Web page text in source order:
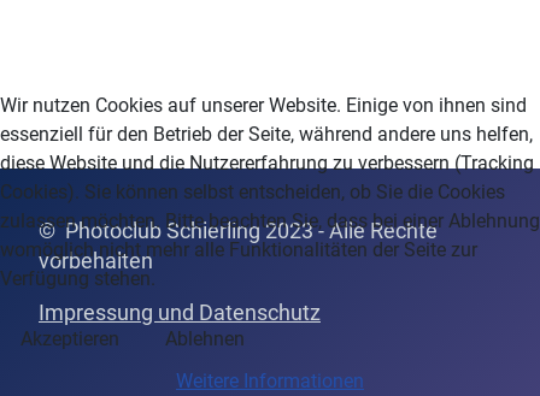
© Photoclub Schierling 2023 - Alle Rechte
vorbehalten
Impressung und Datenschutz
Wir nutzen Cookies auf unserer Website. Einige von ihnen sind
essenziell für den Betrieb der Seite, während andere uns helfen,
diese Website und die Nutzererfahrung zu verbessern (Tracking
Cookies). Sie können selbst entscheiden, ob Sie die Cookies
zulassen möchten. Bitte beachten Sie, dass bei einer Ablehnung
womöglich nicht mehr alle Funktionalitäten der Seite zur
Verfügung stehen.
Akzeptieren
Ablehnen
Weitere Informationen